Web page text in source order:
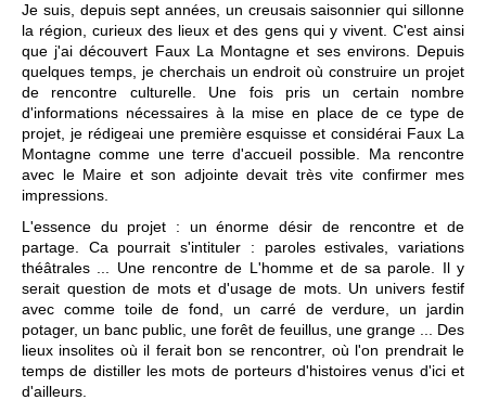
Je suis, depuis sept années, un creusais saisonnier qui sillonne
la région, curieux des lieux et des gens qui y vivent. C'est ainsi
que j'ai découvert Faux La Montagne et ses environs. Depuis
quelques temps, je cherchais un endroit où construire un projet
de rencontre culturelle. Une fois pris un certain nombre
d'informations nécessaires à la mise en place de ce type de
projet, je rédigeai une première esquisse et considérai Faux La
Montagne comme une terre d'accueil possible. Ma rencontre
avec le Maire et son adjointe devait très vite confirmer mes
impressions.
L'essence du projet : un énorme désir de rencontre et de
partage. Ca pourrait s'intituler : paroles estivales, variations
théâtrales ... Une rencontre de L'homme et de sa parole. Il y
serait question de mots et d'usage de mots. Un univers festif
avec comme toile de fond, un carré de verdure, un jardin
potager, un banc public, une forêt de feuillus, une grange ... Des
lieux insolites où il ferait bon se rencontrer, où l'on prendrait le
temps de distiller les mots de porteurs d'histoires venus d'ici et
d'ailleurs.